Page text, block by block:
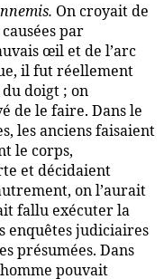
On croyait de
par
œil et de l’arc
il fut réellement
doigt ; on
de le faire. Dans le
les anciens faisaient
le corps,
et décidaient
on l’aurait
fallu exécuter la
enquêtes judiciaires
présumées. Dans
pouvait